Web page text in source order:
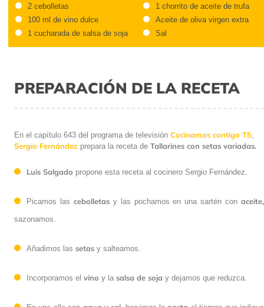
2 cebolletas
100 ml de vino dulce
1 cucharada de salsa de soja
1 chorrito de aceite de trufa
Aceite de oliva virgen extra
Sal
PREPARACIÓN DE LA RECETA
En el capítulo 643 del programa de televisión Cocinamos contigo T5
Sergio Fernández prepara la receta de Tallarines con setas variadas.
Luis Salgado propone esta receta al cocinero Sergio Fernández.
Picamos las cebolletasy las pochamos en una sartén con aceite,
sazonamos.
Añadimos las setas y salteamos.
Incorporamos el vino y la salsa de soja y dejamos que reduzca.